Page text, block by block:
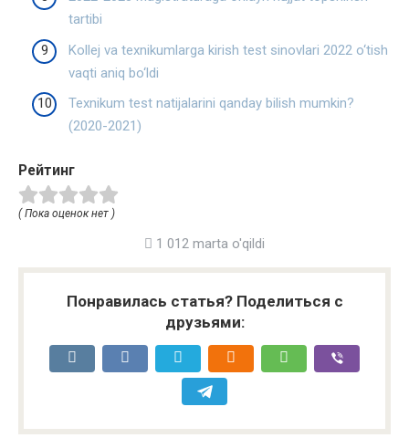
tartibi
Kollej va texnikumlarga kirish test sinovlari 2022 o‘tish
vaqti aniq bo‘ldi
Texnikum test natijalarini qanday bilish mumkin?
(2020-2021)
Рейтинг
( Пока оценок нет )
1 012 marta o'qildi
Понравилась статья? Поделиться с
друзьями: